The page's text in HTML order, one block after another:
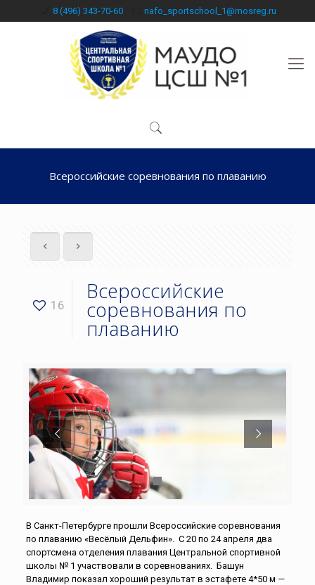
8 (496) 343-70-60 nafo_sportschool_1@mosreg.ru
Всероссийские соревнования по плаванию
16
Всероссийские
соревнования по
плаванию
В Санкт-Петербурге прошли Всероссийские соревнования
по плаванию «Весёлый Дельфин». С 20 по 24 апреля два
спортсмена отделения плавания Центральной спортивной
школы № 1 участвовали в соревнованиях. Башун
Владимир показал хороший результат в эстафете 4*50 м —